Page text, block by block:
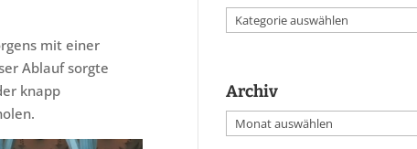
mit einer
Ablauf sorgte
knapp
Kategorien
Archiv
Archiv